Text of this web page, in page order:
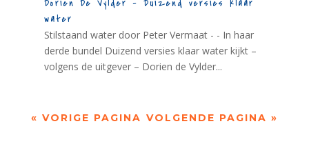
Dorien De Vylder – Duizend versies klaar
water
Stilstaand water door Peter Vermaat - - In haar
derde bundel Duizend versies klaar water kijkt –
volgens de uitgever – Dorien de Vylder...
« VORIGE PAGINA VOLGENDE PAGINA »